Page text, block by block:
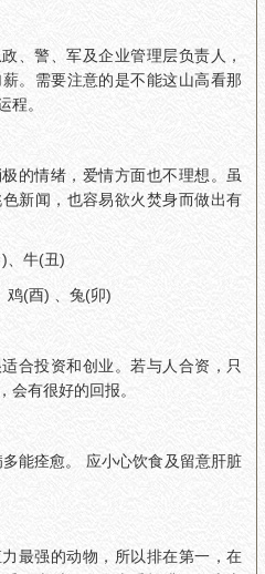
、警、军及企业管理层负责人，
。需要注意的是不能这山高看那
程。
的情绪，爱情方面也不理想。虽
新闻，也容易欲火焚身而做出有
、牛(丑)
鸡(酉) 、兔(卯)
合投资和创业。若与人合资，只
会有很好的回报。
能痊愈。 应小心饮食及留意肝脏
最强的动物，所以排在第一，在